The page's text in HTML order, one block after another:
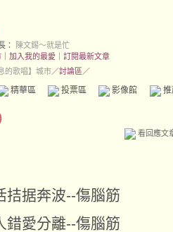
：
陳文錫～就是忙
加入我的最愛
訂閱最新文章
的歌唱】城市／討論區／
精華區 投票區 影像館
看回應文
拮据奔波--傷腦筋
錯愛分離--傷腦筋